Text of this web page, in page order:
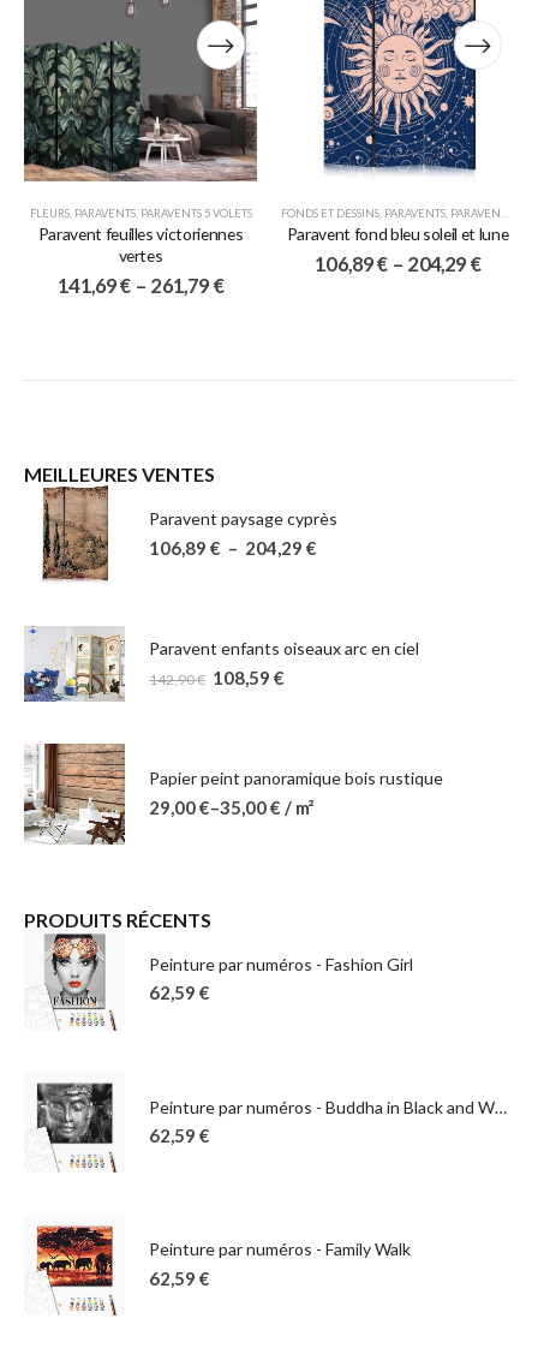
FLEURS, PARAVENTS, PARAVENTS 5 VOLETS
Paravent feuilles victoriennes
vertes
141,69€ – 261,79 €
FONDS ET DESSINS PARAVENTS PARAVENTS 3 VOLETS
Paravent fond bleu soleil et lune
106,89€ – 204,29 €
MEILLEURES VENTES
Paravent paysage cyprès
106,89 € – 204,29 €
Paravent enfants oiseaux arc en ciel
142,90€ 108,59 €
Papier peint panoramique bois rustique
29,00€–35,00€ / m²
PRODUITS RÉCENTS
Peinture par numéros - Fashion Girl
62,59 €
Peinture par numéros - Buddha in Black and White
62,59 €
Peinture par numéros - Family Walk
62,59 €